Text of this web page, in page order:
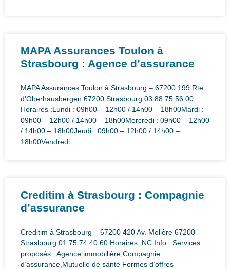
MAPA Assurances Toulon à
Strasbourg : Agence d’assurance
MAPA Assurances Toulon à Strasbourg – 67200 199 Rte
d’Oberhausbergen 67200 Strasbourg 03 88 75 56 00
Horaires :Lundi : 09h00 – 12h00 / 14h00 – 18h00Mardi :
09h00 – 12h00 / 14h00 – 18h00Mercredi : 09h00 – 12h00
/ 14h00 – 18h00Jeudi : 09h00 – 12h00 / 14h00 –
18h00Vendredi
Creditim à Strasbourg : Compagnie
d’assurance
Creditim à Strasbourg – 67200 420 Av. Molière 67200
Strasbourg 01 75 74 40 60 Horaires :NC Info : Services
proposés : Agence immobilière,Compagnie
d’assurance,Mutuelle de santé Formes d’offres